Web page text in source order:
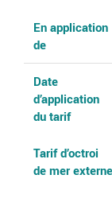
En application
de
Date
d’application
du tarif
Tarif d’octroi
de mer externe